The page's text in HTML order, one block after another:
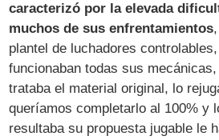
caracterizó por la elevada
muchos de sus enfrentamientos
plantel de luchadores
funcionaban todas sus
trataba el material original, lo
queríamos completarlo al 100% y
resultaba su propuesta jugable le